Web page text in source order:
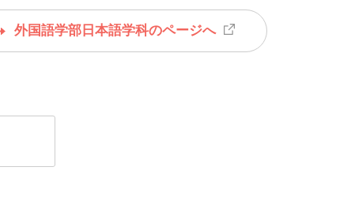
外国語学部日本語学科のページへ